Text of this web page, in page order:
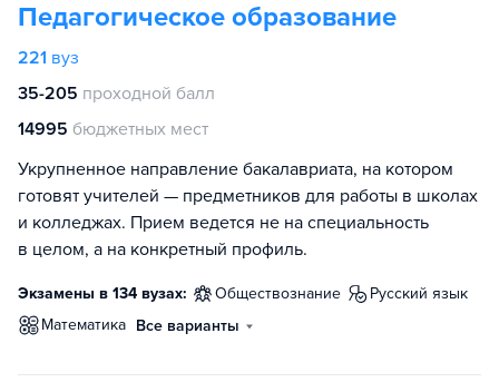
Педагогическое образование
221 вуз
35-205 проходной балл
14995 бюджетных мест
Укрупненное направление бакалавриата, на котором
готовят учителей — предметников для работы в школах
и колледжах. Прием ведется не на специальность
в целом, а на конкретный профиль.
Экзамены в 134 вузах: обществознание
русский язык
математика Все варианты